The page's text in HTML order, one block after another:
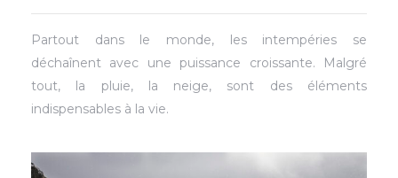
Partout dans le monde, les intempéries se
déchaînent avec une puissance croissante. Malgré
tout, la pluie, la neige, sont des éléments
indispensables à la vie.